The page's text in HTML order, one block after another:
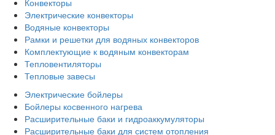
Электрические конвекторы
Водяные конвекторы
Рамки и решетки для водяных конвекторов
Комплектующие к водяным конвекторам
Тепловентиляторы
Тепловые завесы
Электрические бойлеры
Бойлеры косвенного нагрева
Расширительные баки и гидроаккумуляторы
Расширительные баки для систем отопления